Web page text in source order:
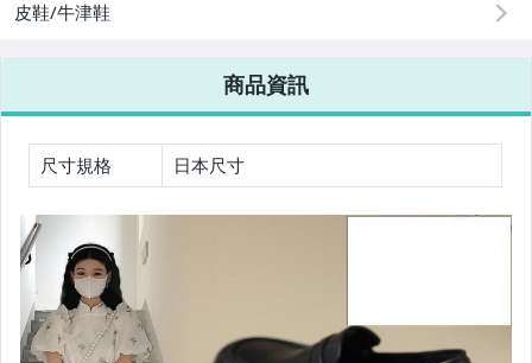
手機、配件與通訊
美容保養與彩妝
電腦、平板與周邊
相機、攝影與周邊
嬰幼兒與孕婦
汽機車精品百貨
居家、家具與園藝
皮鞋/牛津鞋
商品資訊
尺寸規格 日本尺寸